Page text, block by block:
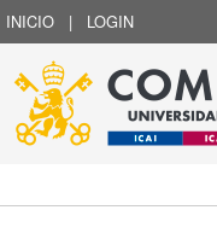
INICIO | LOGIN